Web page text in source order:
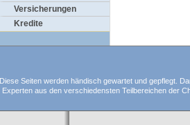
Versicherungen
Kredite
Diese Seiten werden händisch gewartet und gepflegt.
Experten aus den verschiedensten Teilbereichen der